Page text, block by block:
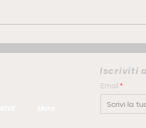
GWM ORA 5 Hybrid | la
compatta che punta su
Iscriviti
Email